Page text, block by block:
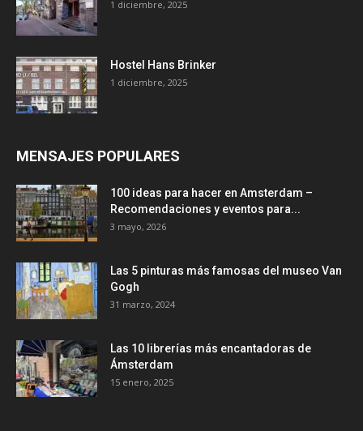
1 diciembre, 2025
Hostel Hans Brinker
1 diciembre, 2025
MENSAJES POPULARES
100 ideas para hacer en Amsterdam –
Recomendaciones y eventos para...
3 mayo, 2026
Las 5 pinturas más famosas del museo Van
Gogh
31 marzo, 2024
Las 10 librerías más encantadoras de
Ámsterdam
15 enero, 2025